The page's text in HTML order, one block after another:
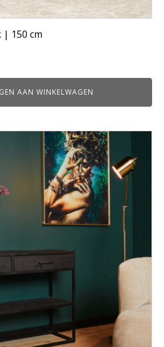
| 150 cm
AAN WINKELWAGEN